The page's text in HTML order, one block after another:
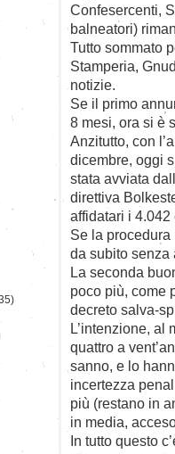
Confesercenti,
balneatori)
Tutto sommato
Stamperia,
notizie.
Se il primo
8 mesi, ora si è
Anzitutto, con
dicembre, oggi
stata avviata
direttiva
affidatari i
Se la procedura
da subito senza
La seconda
poco più, come
decreto salva-
L’intenzione, al
quattro a
sanno, e lo
incertezza
più (restano in
in media,
In tutto questo